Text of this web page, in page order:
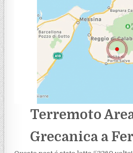
Terremoto
Grecanica a